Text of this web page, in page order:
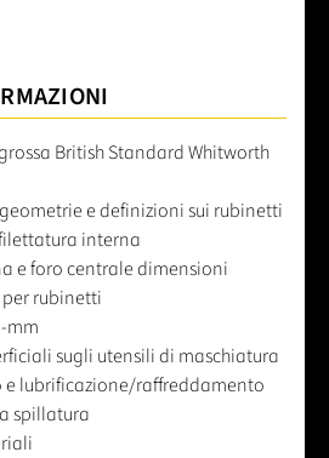
British Standard Whitworth
e definizioni sui rubinetti
interna
e foro centrale dimensioni
per rubinetti
mm
sugli utensili di maschiatura
lubrificazione/raffreddamento
spillatura